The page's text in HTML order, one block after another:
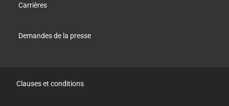
Carrières
Demandes de la presse
Clauses et conditions